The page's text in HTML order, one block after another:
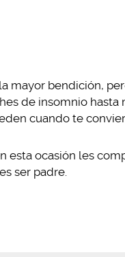
mayor bendición,
de insomnio
cuando te
esta ocasión les
ser padre.